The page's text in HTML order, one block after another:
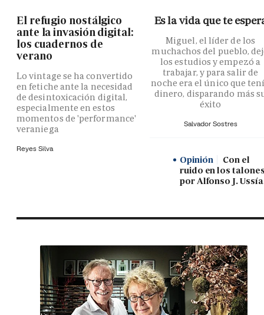
El refugio nostálgico
ante la invasión digital:
los cuadernos de
verano
Lo vintage se ha convertido
en fetiche ante la necesidad
de desintoxicación digital,
especialmente en estos
momentos de 'performance'
veraniega
Reyes Silva
Es la vida que te
Miguel, el líder de los
muchachos del pueblo,
los estudios y empezó a
trabajar, y para salir de
noche era el único que
dinero, disparando más
éxito
Salvador Sostres
Opinión
Con el
ruido en los
por Alfonso J. Ussía